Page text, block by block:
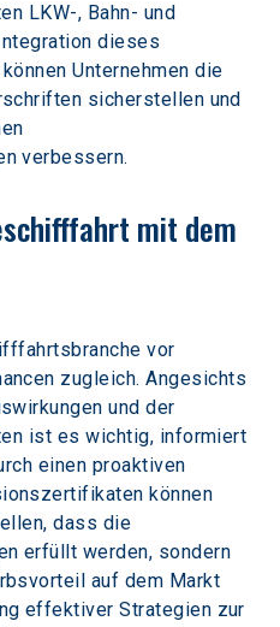
LKW-, Bahn- und
dieses
Unternehmen die
sicherstellen und
verbessern.
mit dem
vor
zugleich. Angesichts
und der
ist es wichtig, informiert
einen proaktiven
können
dass die
erfüllt werden, sondern
auf dem Markt
effektiver Strategien zur